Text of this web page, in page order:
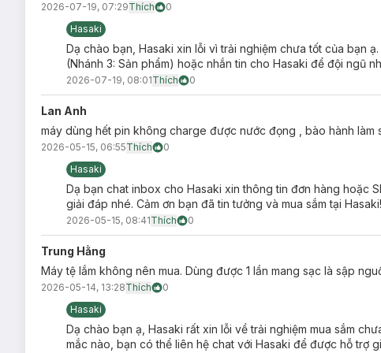
2026-07-19, 07:29Thích
0
Hasaki
Dạ chào bạn, Hasaki xin lỗi vì trải nghiệm chưa tốt của bạn
(Nhánh 3: Sản phẩm) hoặc nhắn tin cho Hasaki để đội ngũ
2026-07-19, 08:01Thích 0
Lan Anh
máy dùng hết pin không charge được nước đọng , bào hành làm
2026-05-15, 06:55Thích
0
Hasaki
Dạ bạn chat inbox cho Hasaki xin thông tin đơn hàng hoặc
giải đáp nhé. Cảm ơn bạn đã tin tưởng và mua sắm tại Hasaki!
2026-05-15, 08:41Thích 0
Trung Hằng
Máy tệ lắm không nên mua. Dùng được 1 lần mang sạc là sập
2026-05-14, 13:28Thích
0
Hasaki
Dạ chào bạn ạ, Hasaki rất xin lỗi về trải nghiệm mua sắm
mắc nào, bạn có thể liên hệ chat với Hasaki để được hỗ trợ